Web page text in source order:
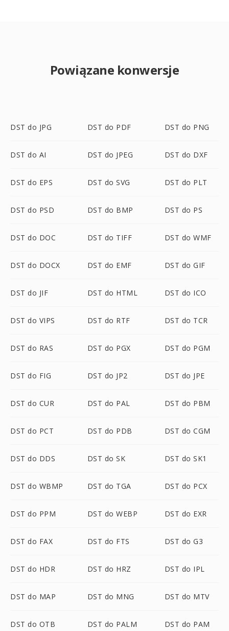
Powiązane konwersje
DST do JPG DST do PDF DST do PNG
DST do AI DST do JPEG DST do DXF
DST do EPS DST do SVG DST do PLT
DST do PSD DST do BMP DST do PS
DST do DOC DST do TIFF DST do WMF
DST do DOCX DST do EMF DST do GIF
DST do JIF DST do HTML DST do ICO
DST do VIPS DST do RTF DST do TCR
DST do RAS DST do PGX DST do PGM
DST do FIG DST do JP2 DST do JPE
DST do CUR DST do PAL DST do PBM
DST do PCT DST do PDB DST do CGM
DST do DDS DST do SK DST do SK1
DST do WBMP DST do TGA DST do PCX
DST do PPM DST do WEBP DST do EXR
DST do FAX DST do FTS DST do G3
DST do HDR DST do HRZ DST do IPL
DST do MAP DST do MNG DST do MTV
DST do OTB DST do PALM DST do PAM